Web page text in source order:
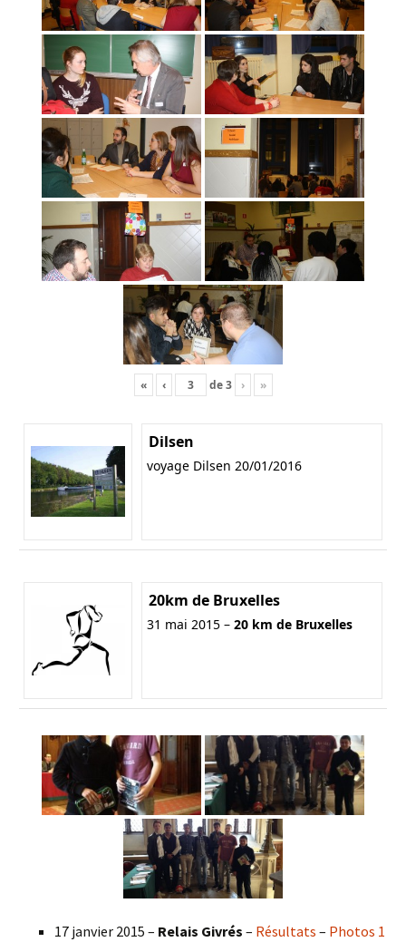
« ‹ de3 › »
Dilsen
voyage Dilsen 20/01/2016
20km de Bruxelles
31 mai 2015 – 20 km de Bruxelles
17 janvier 2015 – Relais Givrés – Résultats – Photos 1